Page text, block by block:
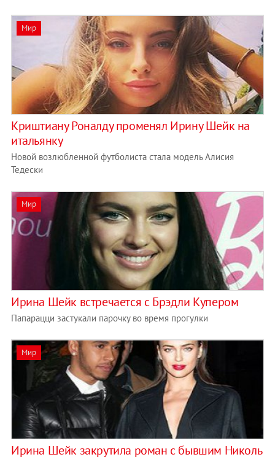
Мир
Криштиану Роналду променял Ирину Шейк на
итальянку
Новой возлюбленной футболиста стала модель Алисия
Тедески
Мир
Ирина Шейк встречается с Брэдли Купером
Папарацци застукали парочку во время прогулки
Мир
Ирина Шейк закрутила роман с бывшим Николь